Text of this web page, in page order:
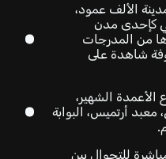
الألف عمود،
كإحدى مدن
من المدرجات
شاهدة على
الأعمدة الشهير،
معبد أرتميس، البوابة
للتجوال بين